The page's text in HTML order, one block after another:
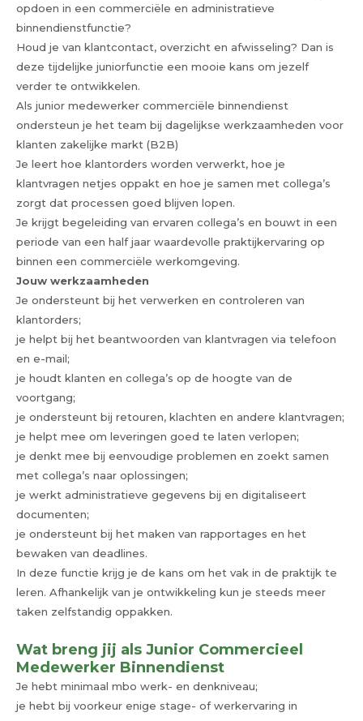
opdoen in een commerciële en administratieve
binnendienstfunctie?
Houd je van klantcontact, overzicht en afwisseling? Dan is
deze tijdelijke juniorfunctie een mooie kans om jezelf
verder te ontwikkelen.
Als junior medewerker commerciële binnendienst
ondersteun je het team bij dagelijkse werkzaamheden voor
klanten zakelijke markt (B2B)
Je leert hoe klantorders worden verwerkt, hoe je
klantvragen netjes oppakt en hoe je samen met collega’s
zorgt dat processen goed blijven lopen.
Je krijgt begeleiding van ervaren collega’s en bouwt in een
periode van een half jaar waardevolle praktijkervaring op
binnen een commerciële werkomgeving.
Jouw werkzaamheden
Je ondersteunt bij het verwerken en controleren van
klantorders;
je helpt bij het beantwoorden van klantvragen via telefoon
en e-mail;
je houdt klanten en collega’s op de hoogte van de
voortgang;
je ondersteunt bij retouren, klachten en andere klantvragen;
je helpt mee om leveringen goed te laten verlopen;
je denkt mee bij eenvoudige problemen en zoekt samen
met collega’s naar oplossingen;
je werkt administratieve gegevens bij en digitaliseert
documenten;
je ondersteunt bij het maken van rapportages en het
bewaken van deadlines.
In deze functie krijg je de kans om het vak in de praktijk te
leren. Afhankelijk van je ontwikkeling kun je steeds meer
taken zelfstandig oppakken.
Wat breng jij als Junior Commercieel
Medewerker Binnendienst
Je hebt minimaal mbo werk- en denkniveau;
je hebt bij voorkeur enige stage- of werkervaring in